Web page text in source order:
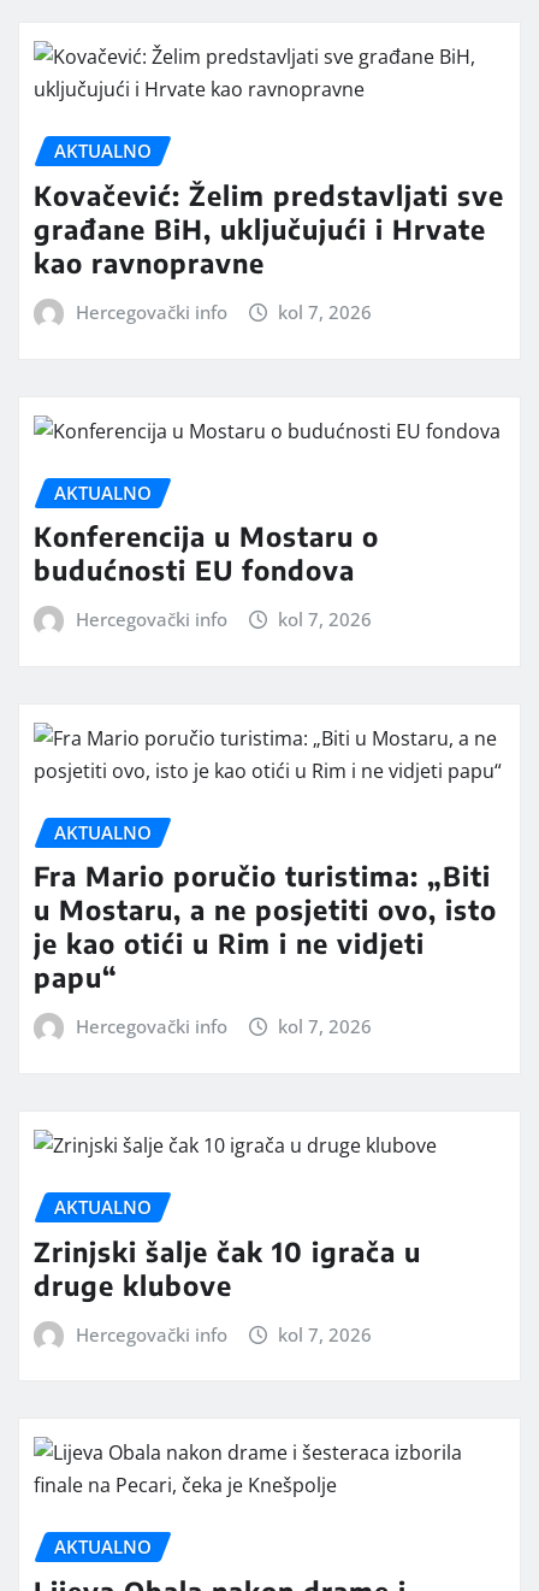
AKTUALNO
Kovačević: Želim predstavljati sve
građane BiH, uključujući i Hrvate
kao ravnopravne
Hercegovački info kol 7, 2026
AKTUALNO
Konferencija u Mostaru o
budućnosti EU fondova
Hercegovački info kol 7, 2026
AKTUALNO
Fra Mario poručio turistima: „Biti
u Mostaru, a ne posjetiti ovo, isto
je kao otići u Rim i ne vidjeti
papu“
Hercegovački info kol 7, 2026
AKTUALNO
Zrinjski šalje čak 10 igrača u
druge klubove
Hercegovački info kol 7, 2026
AKTUALNO